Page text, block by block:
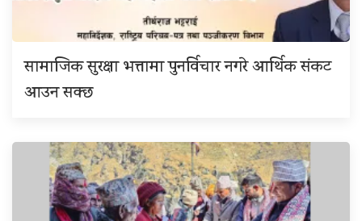
सामाजिक सुरक्षा भत्तामा पुनर्विचार नगरे आर्थिक संकट
आउन सक्छ